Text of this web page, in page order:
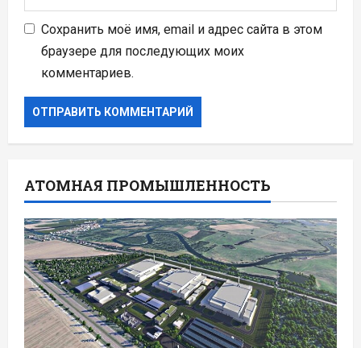
Сохранить моё имя, email и адрес сайта в этом
браузере для последующих моих
комментариев.
АТОМНАЯ ПРОМЫШЛЕННОСТЬ